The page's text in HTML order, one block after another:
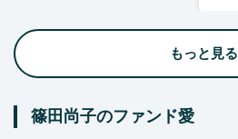
もっと見る
篠田尚子のファンド愛